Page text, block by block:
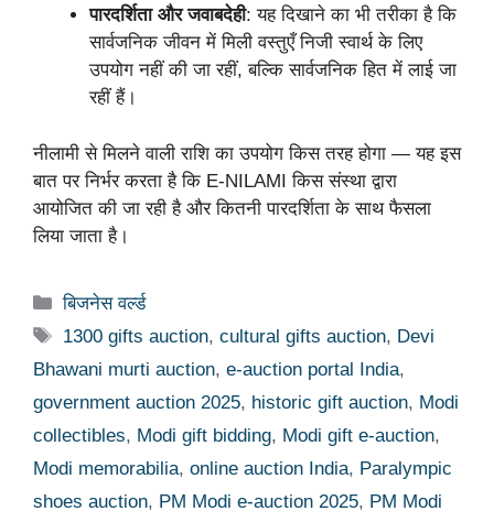
पारदर्शिता और जवाबदेही: यह दिखाने का भी तरीका है कि
सार्वजनिक जीवन में मिली वस्तुएँ निजी स्वार्थ के लिए
उपयोग नहीं की जा रहीं, बल्कि सार्वजनिक हित में लाई जा
रहीं हैं।
नीलामी से मिलने वाली राशि का उपयोग किस तरह होगा — यह इस
बात पर निर्भर करता है कि E-NILAMI किस संस्था द्वारा
आयोजित की जा रही है और कितनी पारदर्शिता के साथ फैसला
लिया जाता है।
Categories
बिजनेस वर्ल्ड
Tags
1300 gifts auction,cultural gifts auction, Devi
Bhawani murti auction, e-auction portal India,
government auction 2025, historic gift auction, Modi
collectibles, Modi gift bidding, Modi gift e-auction,
Modi memorabilia, online auction India, Paralympic
shoes auction, PM Modi e-auction 2025, PM Modi